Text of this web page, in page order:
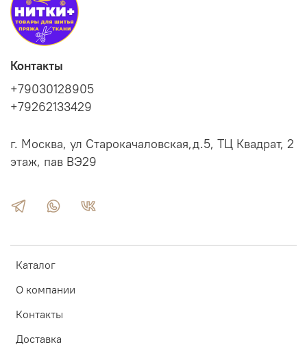
Каталог
О компании
Контакты
Доставка
Контакты
+79030128905
+79262133429
г. Москва, ул Старокачаловская,д.5, ТЦ Квадрат, 2
этаж, пав ВЭ29